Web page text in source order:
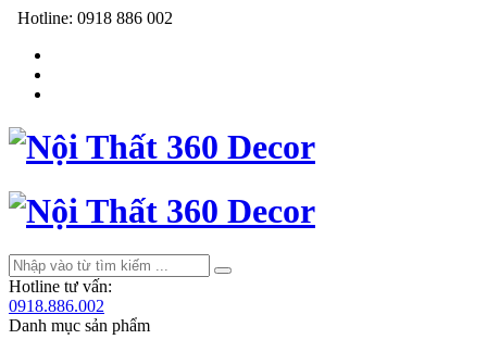
Hotline: 0918 886 002
Hotline tư vấn:
0918.886.002
Danh mục sản phẩm